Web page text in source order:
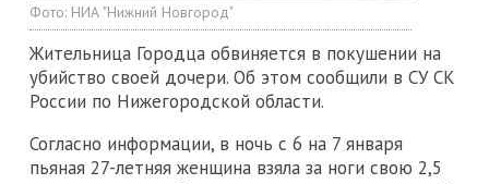
Фото: НИА "Нижний Новгород"
Жительница Городца обвиняется в покушении на
убийство своей дочери. Об этом сообщили в СУ СК
России по Нижегородской области.
Согласно информации, в ночь с 6 на 7 января
пьяная 27-летняя женщина взяла за ноги свою 2,5